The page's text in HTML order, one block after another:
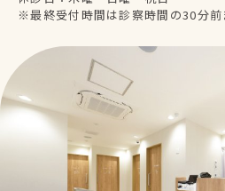
※最終受付時間は診察時間の30分前